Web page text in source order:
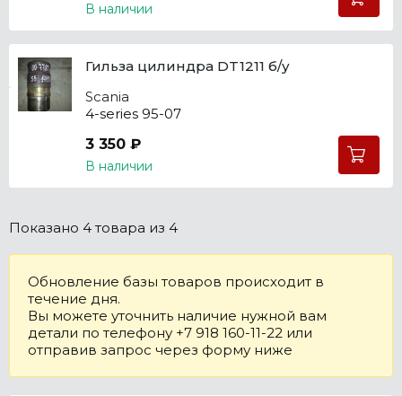
В наличии
Гильза цилиндра DT1211 б/у
Scania
4-series 95-07
3 350 ₽
В наличии
Показано 4 товара из 4
Обновление базы товаров происходит в
течение дня.
Вы можете уточнить наличие нужной вам
детали по телефону +7 918 160-11-22 или
отправив запрос через форму ниже